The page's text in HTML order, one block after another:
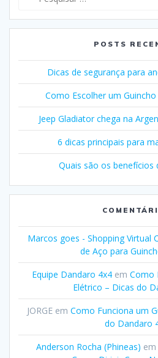
POSTS
Dicas de segurança para
Como Escolher um Guincho
Jeep Gladiator chega na
6 dicas principais para
Quais são os benefícios
Marcos goes - Shopping Virtual
de Aço para
Equipe Dandaro 4x4em Como
Elétrico – Dicas do
JORGE em Como Funciona um
do Dandaro
Anderson Rocha (Phineas) em